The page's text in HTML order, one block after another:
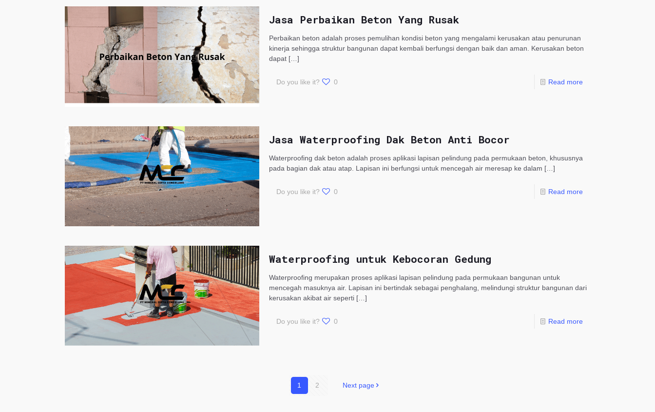
Jasa Perbaikan Beton Yang Rusak
Perbaikan beton adalah proses pemulihan kondisi beton yang mengalami kerusakan atau penurunan
kinerja sehingga struktur bangunan dapat kembali berfungsi dengan baik dan aman. Kerusakan beton
dapat[…]
Do you like it? 0 Read more
Jasa Waterproofing Dak Beton Anti Bocor
Waterproofing dak beton adalah proses aplikasi lapisan pelindung pada permukaan beton, khususnya
pada bagian dak atau atap. Lapisan ini berfungsi untuk mencegah air meresap ke dalam […]
Do you like it? 0 Read more
Waterproofing untuk Kebocoran Gedung
Waterproofing merupakan proses aplikasi lapisan pelindung pada permukaan bangunan untuk
mencegah masuknya air. Lapisan ini bertindak sebagai penghalang, melindungi struktur bangunan dari
kerusakan akibat air seperti[…]
Do you like it? 0 Read more
1 2 Next page